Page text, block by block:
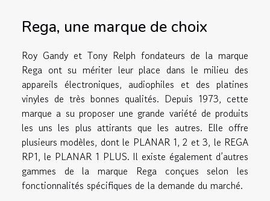
Rega, une marque de choix
Roy Gandy et Tony Relph fondateurs de la marque
Rega ont su mériter leur place dans le milieu des
appareils électroniques, audiophiles et des platines
vinyles de très bonnes qualités. Depuis 1973, cette
marque a su proposer une grande variété de produits
les uns les plus attirants que les autres. Elle offre
plusieurs modèles, dont le PLANAR 1, 2 et 3, le REGA
RP1, le PLANAR 1 PLUS. Il existe également d’autres
gammes de la marque Rega conçues selon les
fonctionnalités spécifiques de la demande du marché.